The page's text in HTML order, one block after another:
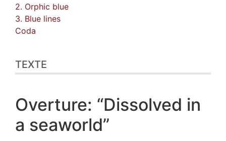
2. Orphic blue
3. Blue lines
Coda
TEXTE
Overture: “Dissolved in
a seaworld”